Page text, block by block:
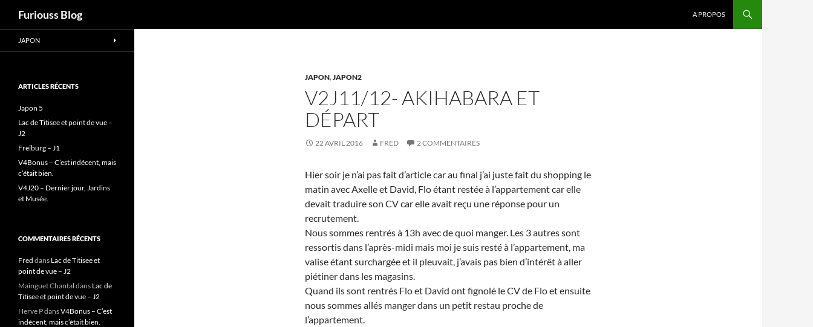
au
Furiouss Blog A PROPOS
JAPON,JAPON2
V2J11/12- AKIHABARA ET
DÉPART
22 AVRIL 2016 FRED 2 COMMENTAIRES
Hier soir je n’ai pas fait d’article car au final j’ai juste fait du shopping le
matin avec Axelle et David, Flo étant restée à l’appartement car elle
devait traduire son CV car elle avait reçu une réponse pour un
recrutement.
Nous sommes rentrés à 13h avec de quoi manger. Les 3 autres sont
ressortis dans l’après-midi mais moi je suis resté à l’appartement, ma
valise étant surchargée et il pleuvait, j’avais pas bien d’intérêt à aller
piétiner dans les magasins.
Quand ils sont rentrés Flo et David ont fignolé le CV de Flo et ensuite
nous sommes allés manger dans un petit restau proche de
l’appartement.
JAPON
ARTICLES RÉCENTS
Japon 5
Lac de Titisee et point de vue –
J2
Freiburg – J1
V4Bonus – C’est indécent, mais
c’était bien.
V4J20 – Dernier jour, Jardins
et Musée.
COMMENTAIRES RÉCENTS
Fred dans Lac de Titisee et
point de vue – J2
Mainguet Chantal dans Lac de
Titisee et point de vue – J2
Herve PdansV4Bonus – C’est
indécent, mais c’était bien.